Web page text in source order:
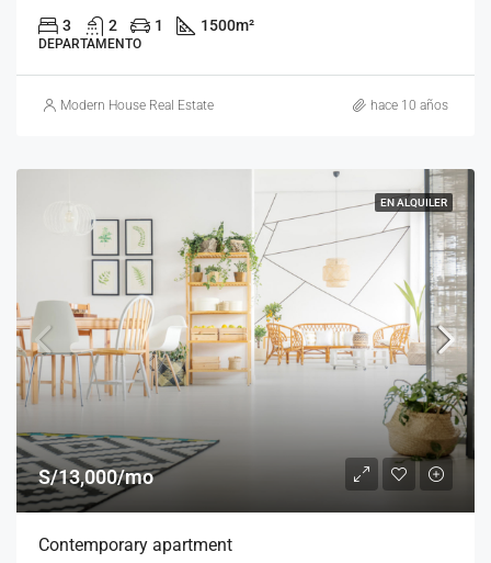
3 2 1 1500m²
DEPARTAMENTO
Modern House Real Estate hace 10 años
EN ALQUILER
S/13,000/mo
Contemporary apartment